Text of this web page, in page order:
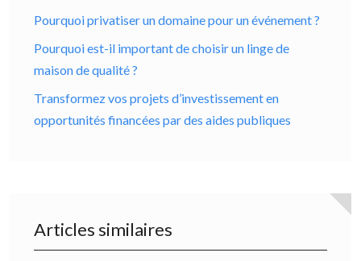
Pourquoi privatiser un domaine pour un événement ?
Pourquoi est-il important de choisir un linge de
maison de qualité ?
Transformez vos projets d’investissement en
opportunités financées par des aides publiques
Articles similaires